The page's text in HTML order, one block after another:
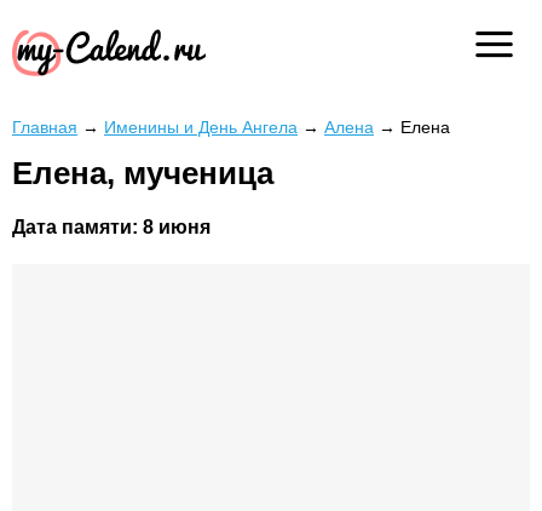
Главная → Именины и День Ангела → Алена → Елена
Елена, мученица
Дата памяти: 8 июня